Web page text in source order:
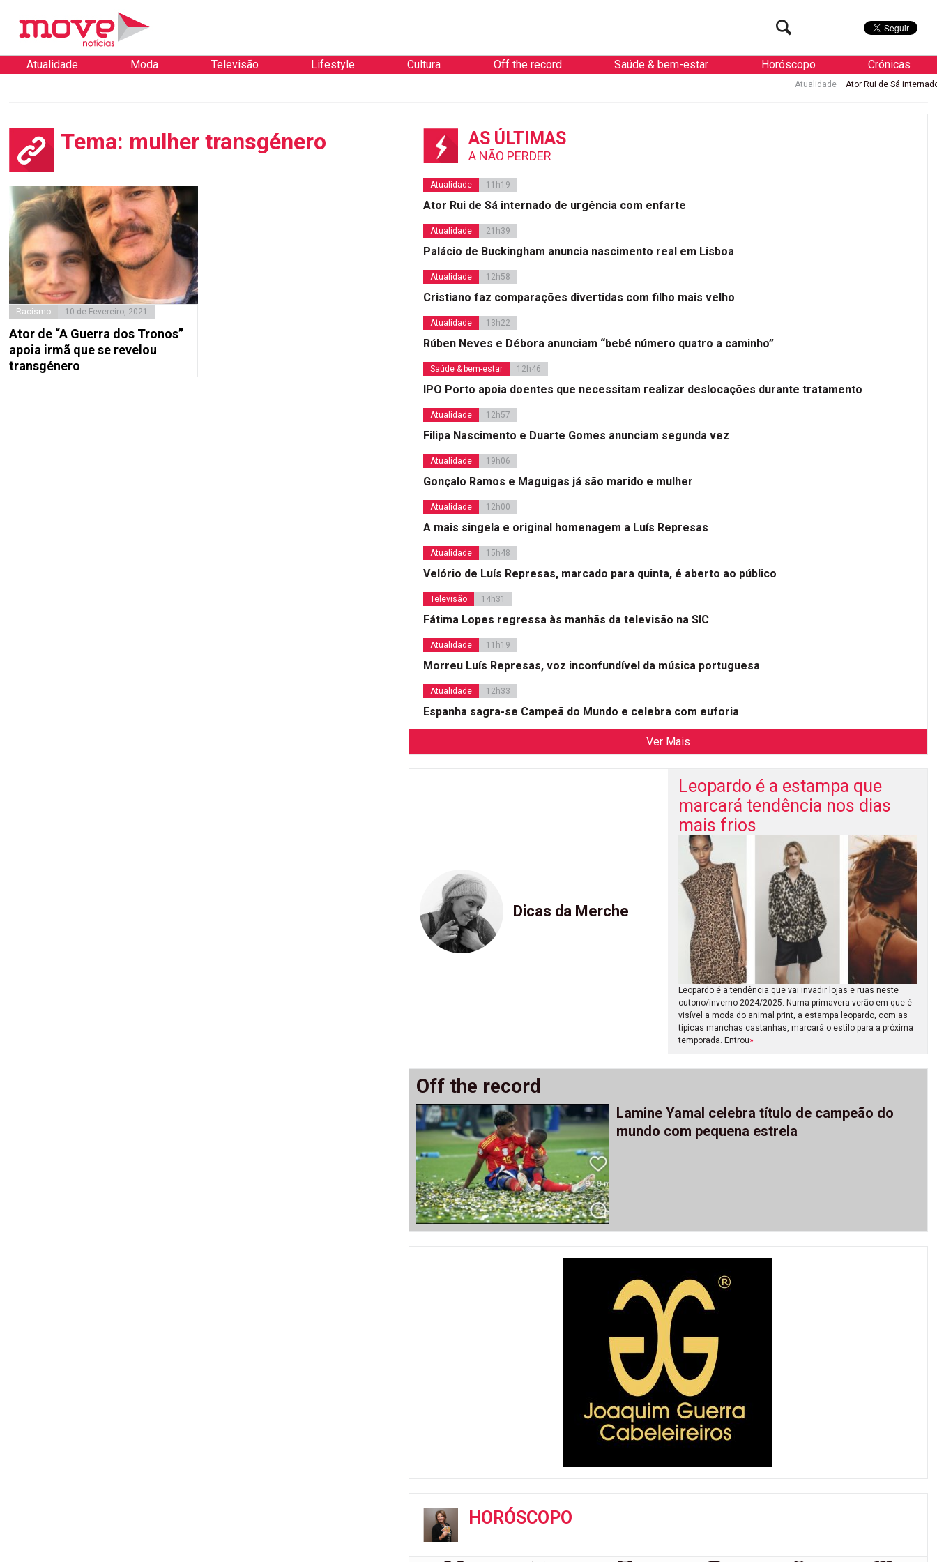
Atualidade Moda Televisão Lifestyle Cultura Off the record Saúde & bem-estar Horóscopo Crónicas
Atualidade Ator Rui de Sá internado de
Tema: mulher transgénero
Racismo 10 de Fevereiro, 2021
Ator de “A Guerra dos Tronos”
apoia irmã que se revelou
transgénero
AS ÚLTIMAS
A NÃO PERDER
Atualidade 11h19
Ator Rui de Sá internado de urgência com enfarte
Atualidade 21h39
Palácio de Buckingham anuncia nascimento real em Lisboa
Atualidade 12h58
Cristiano faz comparações divertidas com filho mais velho
Atualidade 13h22
Rúben Neves e Débora anunciam “bebé número quatro a caminho”
Saúde & bem-estar 12h46
IPO Porto apoia doentes que necessitam realizar deslocações durante tratamento
Atualidade 12h57
Filipa Nascimento e Duarte Gomes anunciam segunda vez
Atualidade 19h06
Gonçalo Ramos e Maguigas já são marido e mulher
Atualidade 12h00
A mais singela e original homenagem a Luís Represas
Atualidade 15h48
Velório de Luís Represas, marcado para quinta, é aberto ao público
Televisão 14h31
Fátima Lopes regressa às manhãs da televisão na SIC
Atualidade 11h19
Morreu Luís Represas, voz inconfundível da música portuguesa
Atualidade 12h33
Espanha sagra-se Campeã do Mundo e celebra com euforia
Ver Mais
Dicas da Merche
Leopardo é a estampa que
marcará tendência nos dias
mais frios
Leopardo é a tendência que vai invadir lojas e ruas neste
outono/inverno 2024/2025. Numa primavera-verão em que é
visível a moda do animal print, a estampa leopardo, com as
típicas manchas castanhas, marcará o estilo para a próxima
temporada. Entrou»
Off the record
Lamine Yamal celebra título de campeão do
mundo com pequena estrela
HORÓSCOPO